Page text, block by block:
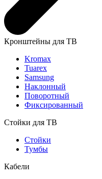
Кронштейны для ТВ
Kromax
Tuarex
Samsung
Наклонный
Поворотный
Фиксированный
Стойки для ТВ
Стойки
Тумбы
Кабели